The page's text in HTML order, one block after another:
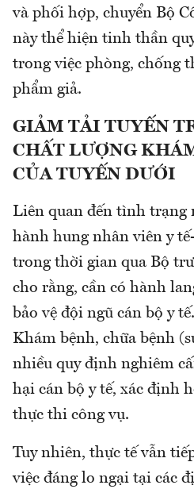
và phối hợp, chuyển Bộ
này thể hiện tinh thần
trong việc phòng, chống
phẩm giả.
GIẢM TẢI TUYẾN
CHẤT LƯỢNG
CỦA TUYẾN DƯỚI
Liên quan đến tình trạng
hành hung nhân viên y
trong thời gian qua Bộ
cho rằng, cần có hành
bảo vệ đội ngũ cán bộ y
Khám bệnh, chữa bệnh
nhiều quy định nghiêm
hại cán bộ y tế, xác định
thực thi công vụ.
Tuy nhiên, thực tế vẫn
việc đáng lo ngại tại các